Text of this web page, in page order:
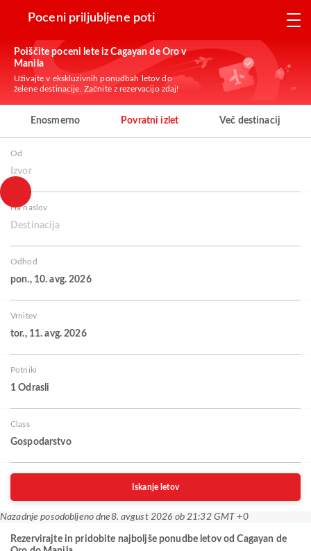
Poceni priljubljene poti
Poiščite poceni lete iz Cagayan de Oro v
Manila
Uživajte v ekskluzivnih ponudbah letov do
želene destinacije. Začnite z rezervacijo zdaj!
Enosmerno Povratni izlet Več destinacij
Od
Izvor
Na naslov
Destinacija
Odhod
pon., 10. avg. 2026
Vrnitev
tor., 11. avg. 2026
Potniki
1 Odrasli
Class
Gospodarstvo
Iskanje letov
Nazadnje posodobljeno dne8. avgust 2026 ob 21:32 GMT +0
Rezervirajte in pridobite najboljše ponudbe letov od Cagayan de